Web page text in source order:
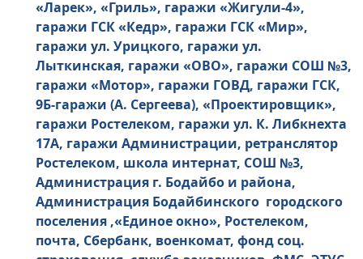
«Ларек», «Гриль», гаражи «Жигули-4»,
гаражи ГСК «Кедр», гаражи ГСК «Мир»,
гаражи ул. Урицкого, гаражи ул.
Лыткинская, гаражи «ОВО», гаражи СОШ №3,
гаражи «Мотор», гаражи ГОВД, гаражи ГСК,
9Б-гаражи (А. Сергеева), «Проектировщик»,
гаражи Ростелеком, гаражи ул. К. Либкнехта
17А, гаражи Администрации, ретранслятор
Ростелеком, школа интернат, СОШ №3,
Администрация г. Бодайбо и района,
Администрация Бодайбинского городского
поселения ,«Единое окно», Ростелеком,
почта, Сбербанк, военкомат, фонд соц.